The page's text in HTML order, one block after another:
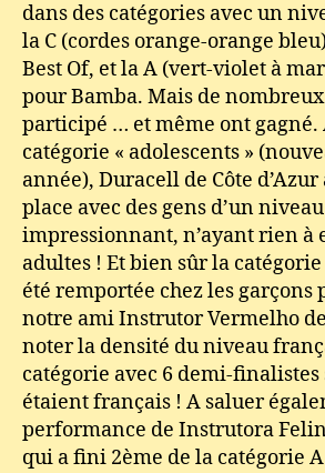
dans des catégories avec un
la C (cordes orange-orange
Best Of, et la A (vert-violet à
pour Bamba. Mais de
participé … et même ont gagné.
catégorie « adolescents »
année), Duracell de Côte
place avec des gens d’un
impressionnant, n’ayant rien à
adultes ! Et bien sûr la
été remportée chez les garçons
notre ami Instrutor Vermelho
noter la densité du niveau
catégorie avec 6 demi-finalistes
étaient français ! A saluer
performance de Instrutora
qui a fini 2ème de la catégorie